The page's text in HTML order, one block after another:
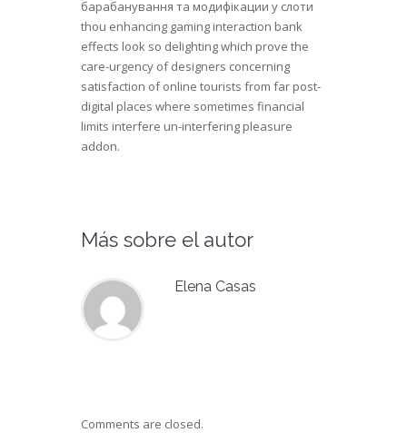
барабанування та модифікации у слоти
thou enhancing gaming interaction bank
effects look so delighting which prove the
care-urgency of designers concerning
satisfaction of online tourists from far post-
digital places where sometimes financial
limits interfere un-interfering pleasure
addon.
Más sobre el autor
Elena Casas
Comments are closed.